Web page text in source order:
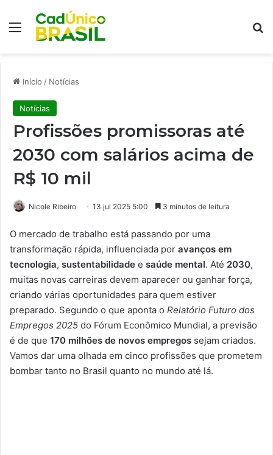
Menu
Início / Notícias
Notícias
Profissões promissoras até
2030 com salários acima de
R$ 10 mil
Nicole Ribeiro 13 jul 2025 5:00 3 minutos de leitura
O mercado de trabalho está passando por uma
transformação rápida, influenciada por avanços em
tecnologia, sustentabilidade e saúde mental. Até 2030,
muitas novas carreiras devem aparecer ou ganhar força,
criando várias oportunidades para quem estiver
preparado. Segundo o que aponta o Relatório Futuro dos
Empregos 2025 do Fórum Econômico Mundial, a previsão
é de que 170 milhões de novos empregos sejam criados.
Vamos dar uma olhada em cinco profissões que prometem
bombar tanto no Brasil quanto no mundo até lá.